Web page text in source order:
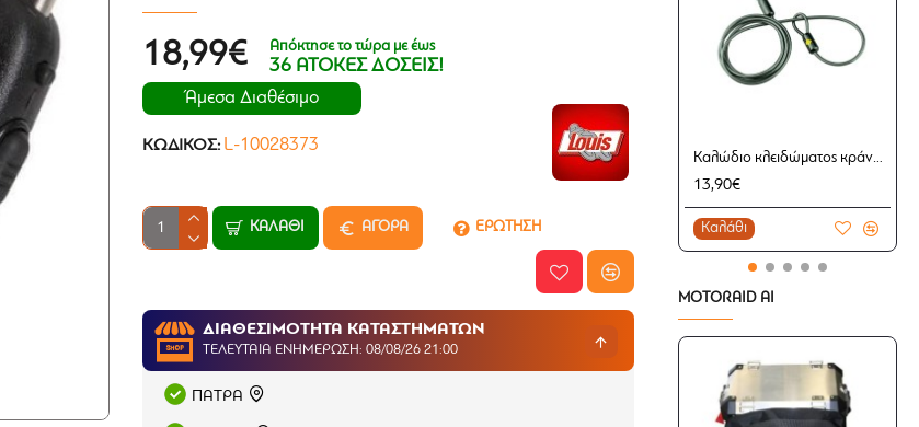
18,99€ Απόκτησε το τώρα με έως
36 ΑΤΟΚΕΣ ΔΟΣΕΙΣ!
Άμεσα Διαθέσιμο
ΚΩΔΙΚΌΣ: L-10028373
ΚΑΛΆΘΙ ΑΓΟΡΑ ΕΡΩΤΗΣΗ
ΔΙΑΘΕΣΙΜΟΤΗΤΑ ΚΑΤΑΣΤΗΜΑΤΩΝ
ΤΕΛΕΥΤΑΊΑ ΕΝΗΜΈΡΩΣΗ: 08/08/26 21:00
ΠΑΤΡΑ
Καλώδιο κλειδώματος κράνους-αποσκευών Gearlok 150 εκ.
13,90€
Καλάθι
MOTORAID AI